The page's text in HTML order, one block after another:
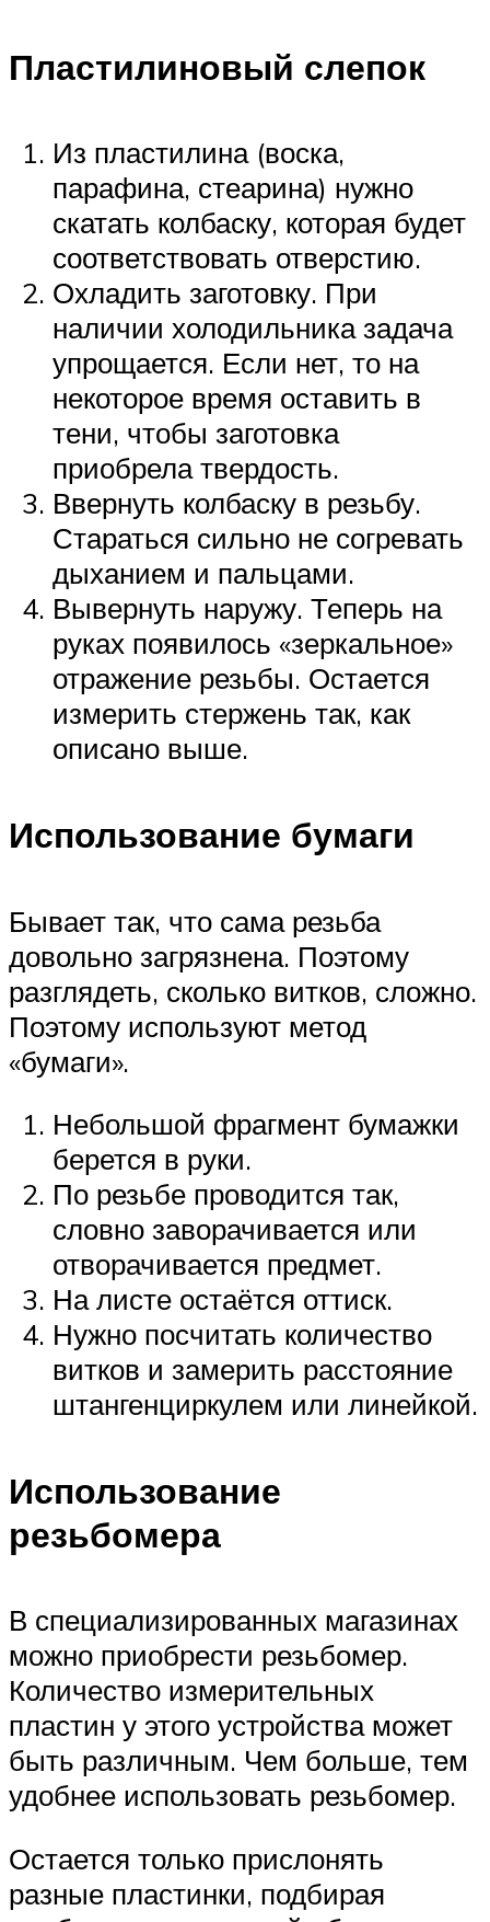
Пластилиновый слепок
Из пластилина (воска,
парафина, стеарина) нужно
скатать колбаску, которая будет
соответствовать отверстию.
Охладить заготовку. При
наличии холодильника задача
упрощается. Если нет, то на
некоторое время оставить в
тени, чтобы заготовка
приобрела твердость.
Ввернуть колбаску в резьбу.
Стараться сильно не согревать
дыханием и пальцами.
Вывернуть наружу. Теперь на
руках появилось «зеркальное»
отражение резьбы. Остается
измерить стержень так, как
описано выше.
Использование бумаги
Бывает так, что сама резьба
довольно загрязнена. Поэтому
разглядеть, сколько витков, сложно.
Поэтому используют метод
«бумаги».
Небольшой фрагмент бумажки
берется в руки.
По резьбе проводится так,
словно заворачивается или
отворачивается предмет.
На листе остаётся оттиск.
Нужно посчитать количество
витков и замерить расстояние
штангенциркулем или линейкой.
Использование
резьбомера
В специализированных магазинах
можно приобрести резьбомер.
Количество измерительных
пластин у этого устройства может
быть различным. Чем больше, тем
удобнее использовать резьбомер.
Остается только прислонять
разные пластинки, подбирая